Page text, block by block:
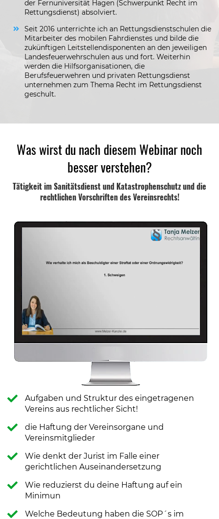
der Fernuniversität Hagen (Schwerpunkt Recht im
Rettungsdienst) absolviert.
Seit 2016 unterrichte ich an Rettungsdienstschulen die
Mitarbeiter des mobilen Fahrdienstes und bilde die
zukünftigen Leitstellendisponenten an den jeweiligen
Landesfeuerwehrschulen aus und fort. Weiterhin
werden die Hilfsorganisationen, die
Berufsfeuerwehren und privaten Rettungsdienst
unternehmen zum Thema Recht im Rettungsdienst
geschult.
Was wirst du nach diesem Webinar noch
besser verstehen?
Tätigkeit im Sanitätsdienst und Katastrophenschutz und die
rechtlichen Vorschriften des Vereinsrechts!
Aufgaben und Struktur des eingetragenen
Vereins aus rechtlicher Sicht!
die Haftung der Vereinsorgane und
Vereinsmitglieder
Wie denkt der Jurist im Falle einer
gerichtlichen Auseinandersetzung
Wie reduzierst du deine Haftung auf ein
Minimun
Welche Bedeutung haben die SOP´s im